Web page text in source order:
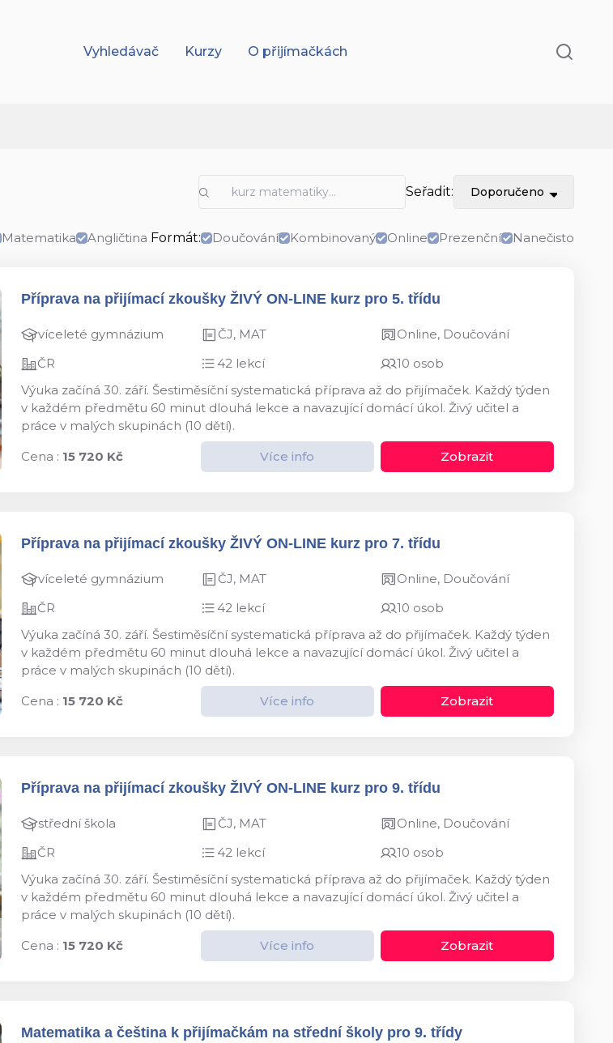
Vyhledávač Kurzy O přijímačkách
Seřadit: Doporučeno
Matematika Angličtina Formát: Doučování Kombinovaný Online Prezenční Nanečisto
Příprava na přijímací zkoušky ŽIVÝ ON-LINE kurz pro 5. třídu
víceleté gymnázium ČJ, MAT
Online, Doučování
ČR
42 lekcí
10 osob
Výuka začíná 30. září. Šestiměsíční systematická příprava až do přijímaček. Každý týden
v každém předmětu 60 minut dlouhá lekce a navazující domácí úkol. Živý učitel a
práce v malých skupinách (10 dětí).
Cena : 15 720 Kč Více info Zobrazit
Příprava na přijímací zkoušky ŽIVÝ ON-LINE kurz pro 7. třídu
víceleté gymnázium ČJ, MAT
Online, Doučování
ČR
42 lekcí
10 osob
Výuka začíná 30. září. Šestiměsíční systematická příprava až do přijímaček. Každý týden
v každém předmětu 60 minut dlouhá lekce a navazující domácí úkol. Živý učitel a
práce v malých skupinách (10 dětí).
Cena : 15 720 Kč Více info Zobrazit
Příprava na přijímací zkoušky ŽIVÝ ON-LINE kurz pro 9. třídu
střední škola ČJ, MAT
Online, Doučování
ČR
42 lekcí
10 osob
Výuka začíná 30. září. Šestiměsíční systematická příprava až do přijímaček. Každý týden
v každém předmětu 60 minut dlouhá lekce a navazující domácí úkol. Živý učitel a
práce v malých skupinách (10 dětí).
Cena : 15 720 Kč Více info Zobrazit
Matematika a čeština k přijímačkám na střední školy pro 9. třídy